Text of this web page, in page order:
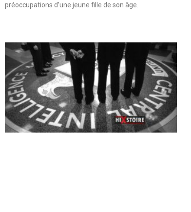
préoccupations d’une jeune fille de son âge.